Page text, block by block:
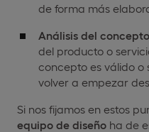
de forma más
Análisis del concepto
del producto o
concepto es válido o
volver a empezar
Si nos fijamos en estos
equipo de diseño ha de